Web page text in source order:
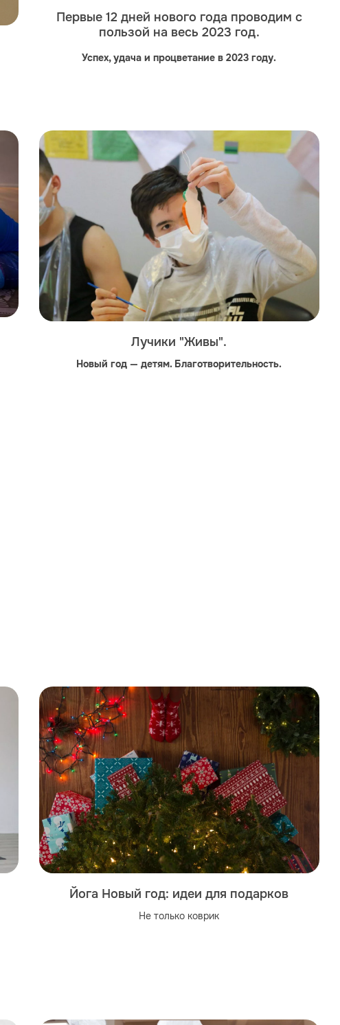
Первые 12 дней нового года проводим с
пользой на весь 2023 год.
Успех, удача и процветание в 2023 году.
Лучики "Живы".
Новый год — детям. Благотворительность.
Йога Новый год: идеи для подарков
Не только коврик